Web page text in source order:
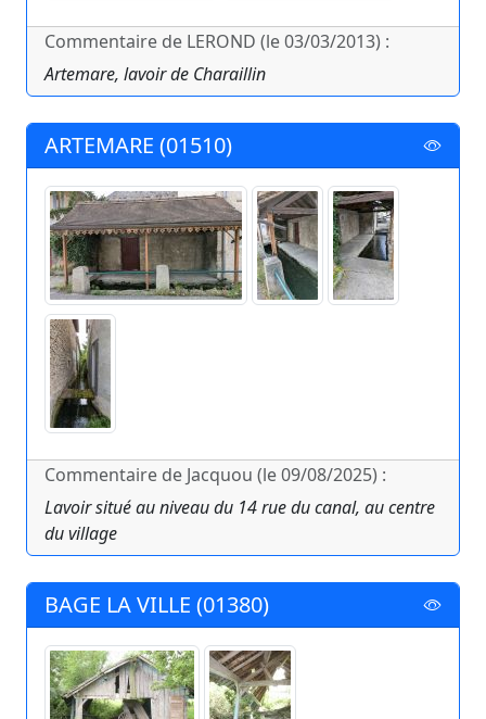
Commentaire de LEROND (le 03/03/2013) :
Artemare, lavoir de Charaillin
ARTEMARE (01510)
Commentaire de Jacquou (le 09/08/2025) :
Lavoir situé au niveau du 14 rue du canal, au centre
du village
BAGE LA VILLE (01380)